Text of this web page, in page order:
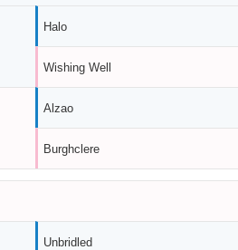
Halo
Wishing Well
Alzao
Burghclere
Unbridled